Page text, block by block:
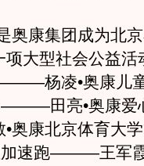
康集团成为北京
大型社会公益活
杨凌•奥康儿
———田亮•奥康爱
康北京体育大
加速跑———王军